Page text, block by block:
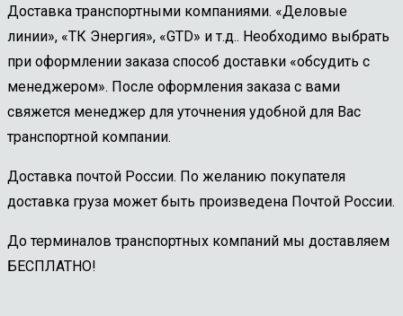
Доставка транспортными компаниями. «Деловые
линии», «ТК Энергия», «GTD» и т.д.. Необходимо выбрать
при оформлении заказа способ доставки «обсудить с
менеджером». После оформления заказа с вами
свяжется менеджер для уточнения удобной для Вас
транспортной компании.
Доставка почтой России. По желанию покупателя
доставка груза может быть произведена Почтой России.
До терминалов транспортных компаний мы доставляем
БЕСПЛАТНО!